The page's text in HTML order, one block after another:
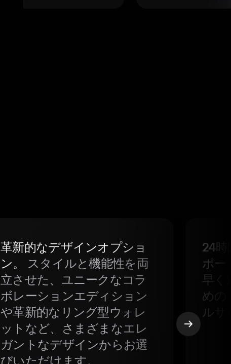
革新的なデザインオプショ
ン。
スタイルと機能性を両
立させた、ユニークなコラ
ボレーションエディション
や革新的なリング型ウォレ
ットなど、さまざまなエレ
ガントなデザインからお選
びいただけます。
24
ポー
早く
めの
ルサ